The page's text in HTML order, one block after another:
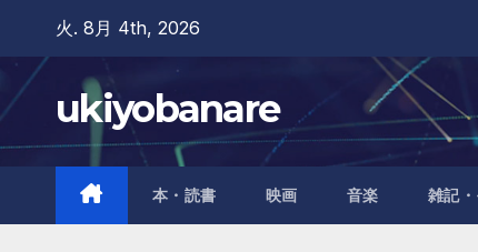
content
火. 8月 4th, 2026
ukiyobanare
本・読書 映画 音楽 雑記